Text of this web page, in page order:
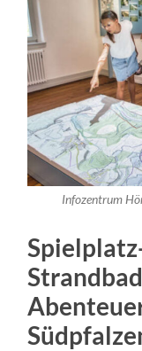
Infozentrum